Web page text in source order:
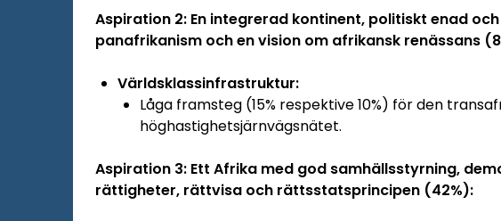
Aspiration 2: En integrerad kontinent, politiskt enad
panafrikanism och en vision om afrikansk renässans
Världsklassinfrastruktur:
Låga framsteg (15% respektive 10%) för den
höghastighetsjärnvägsnätet.
Aspiration 3: Ett Afrika med god samhällsstyrning,
rättigheter, rättvisa och rättsstatsprincipen (42%):